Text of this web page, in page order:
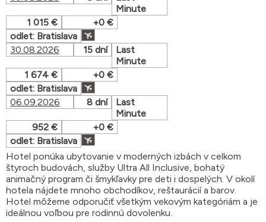
Minute
1 015 €
+0 €
odlet: Bratislava
30.08.2026
15 dní
Last
Minute
1 674 €
+0 €
odlet: Bratislava
06.09.2026
8 dní
Last
Minute
952 €
+0 €
odlet: Bratislava
Hotel ponúka ubytovanie v moderných izbách v celkom
štyroch budovách, služby Ultra All Inclusive, bohatý
animačný program či šmykľavky pre deti i dospelých. V okolí
hotela nájdete mnoho obchodíkov, reštaurácií a barov.
Hotel môžeme odporučiť všetkým vekovým kategóriám a je
ideálnou voľbou pre rodinnú dovolenku.